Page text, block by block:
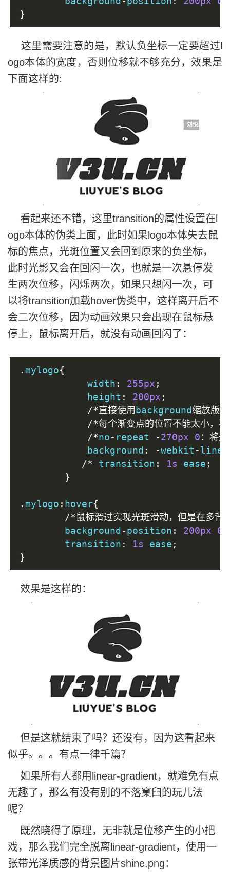
}
这里需要注意的是，默认负坐标一定要超过l
ogo本体的宽度，否则位移就不够充分，效果是
下面这样的:
看起来还不错，这里transition的属性设置在l
ogo本体的伪类上面，此时如果logo本体失去鼠
标的焦点，光斑位置又会回到原来的负坐标，
此时光影又会在回闪一次，也就是一次悬停发
生两次位移，闪烁两次，如果只想闪一次，可
以将transition加载hover伪类中，这样离开后不
会二次位移，因为动画效果只会出现在鼠标悬
停上，鼠标离开后，就没有动画回闪了：
. mylogo{
            width
: 255px ;
            height
: 200px ;
/*直接使用 background缩放版
/*每个渐变点的位置不能太小，
/*no- repeat -270px 0：将
            background
: -webkit -
/* transition : 1s ease ;
}
. mylogo : hover{
/*鼠标滑过实现光斑滑动，但是在多背
	background
-position : 200px 0
	transition
: 1s ease ;
}
效果是这样的：
但是这就结束了吗？还没有，因为这看起来
似乎。。。有点一律千篇？
如果所有人都用linear-gradient，就难免有点
无趣了，那么有没有别的不落窠臼的玩儿法
呢？
既然晓得了原理，无非就是位移产生的小把
戏，那么我们完全脱离linear-gradient，使用一
张带光泽质感的背景图片shine.png：